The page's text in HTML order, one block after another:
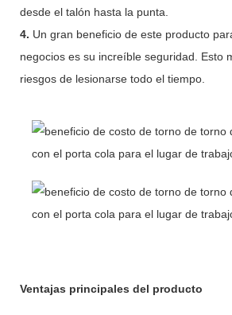
desde el talón hasta la punta.
4. Un gran beneficio de este producto
negocios es su increíble seguridad. Esto
riesgos de lesionarse todo el tiempo.
Ventajas principales del producto